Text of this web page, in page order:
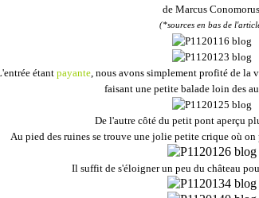
de Marcus
(*sources en bas de
étant payante, nous avons simplement profité de la
faisant une petite balade loin des
De l'autre côté du petit pont aperçu
Au pied des ruines se trouve une jolie petite crique où on
Il suffit de s'éloigner un peu du château